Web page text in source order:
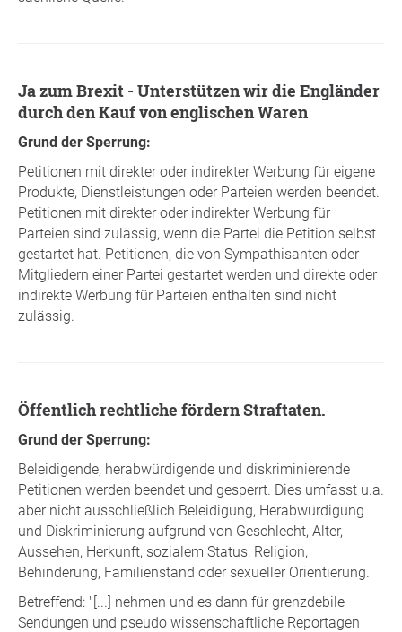
Ja zum Brexit - Unterstützen wir die Engländer
durch den Kauf von englischen Waren
Grund der Sperrung:
Petitionen mit direkter oder indirekter Werbung für eigene
Produkte, Dienstleistungen oder Parteien werden beendet.
Petitionen mit direkter oder indirekter Werbung für
Parteien sind zulässig, wenn die Partei die Petition selbst
gestartet hat. Petitionen, die von Sympathisanten oder
Mitgliedern einer Partei gestartet werden und direkte oder
indirekte Werbung für Parteien enthalten sind nicht
zulässig.
Öffentlich rechtliche fördern Straftaten.
Grund der Sperrung:
Beleidigende, herabwürdigende und diskriminierende
Petitionen werden beendet und gesperrt. Dies umfasst u.a.
aber nicht ausschließlich Beleidigung, Herabwürdigung
und Diskriminierung aufgrund von Geschlecht, Alter,
Aussehen, Herkunft, sozialem Status, Religion,
Behinderung, Familienstand oder sexueller Orientierung.
Betreffend: "[...] nehmen und es dann für grenzdebile
Sendungen und pseudo wissenschaftliche Reportagen